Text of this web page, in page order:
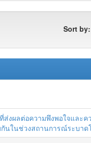
Sort by:
ส่งผลต่อความพึงพอใจและ
นในช่วงสถานการณ์ระบา